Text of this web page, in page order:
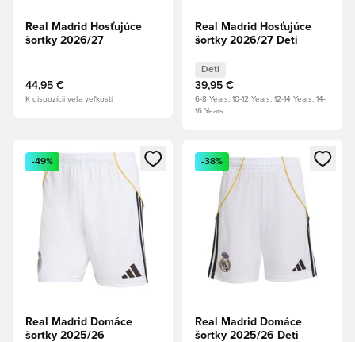
Real Madrid Hosťujúce
šortky 2026/27
44,95 €
K dispozícii veľa veľkostí
Real Madrid Hosťujúce
šortky 2026/27 Deti
Deti
39,95 €
6-8 Years, 10-12 Years, 12-14 Years, 14-
16 Years
Otvorí modál na prihlásenie alebo registráciu ako člen
-49%
Real Madrid Domáce
šortky 2025/26
Otvorí modál na prihlásenie
-38%
Real Madrid Domáce
šortky 2025/26 Deti